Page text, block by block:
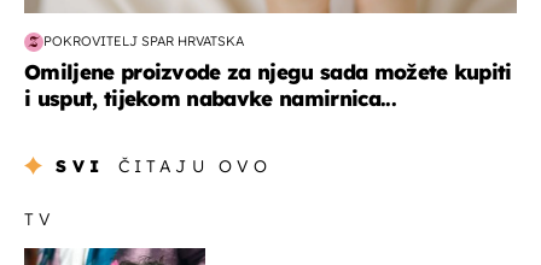
POKROVITELJ SPAR HRVATSKA
Omiljene proizvode za njegu sada možete kupiti
i usput, tijekom nabavke namirnica...
SVI ČITAJU OVO
TV